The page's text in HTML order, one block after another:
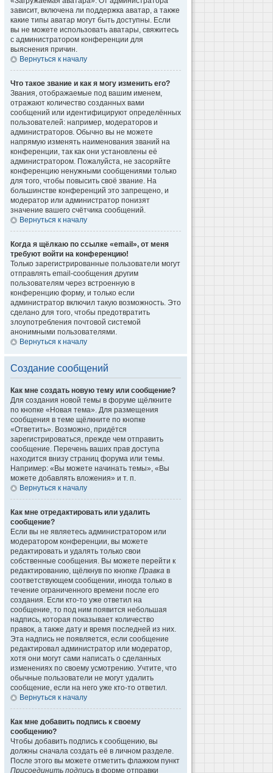
зависит, включена ли поддержка аватар, а также
какие типы аватар могут быть доступны. Если
вы не можете использовать аватары, свяжитесь
с администратором конференции для
выяснения причин.
Вернуться к началу
Что такое звание и как я могу изменить его?
Звания, отображаемые под вашим именем,
отражают количество созданных вами
сообщений или идентифицируют определённых
пользователей: например, модераторов и
администраторов. Обычно вы не можете
напрямую изменять наименования званий на
конференции, так как они установлены её
администратором. Пожалуйста, не засоряйте
конференцию ненужными сообщениями только
для того, чтобы повысить своё звание. На
большинстве конференций это запрещено, и
модератор или администратор понизят
значение вашего счётчика сообщений.
Вернуться к началу
Когда я щёлкаю по ссылке «email», от меня
требуют войти на конференцию!
Только зарегистрированные пользователи могут
отправлять email-сообщения другим
пользователям через встроенную в
конференцию форму, и только если
администратор включил такую возможность. Это
сделано для того, чтобы предотвратить
злоупотребления почтовой системой
анонимными пользователями.
Вернуться к началу
Создание сообщений
Как мне создать новую тему или сообщение?
Для создания новой темы в форуме щёлкните
по кнопке «Новая тема». Для размещения
сообщения в теме щёлкните по кнопке
«Ответить». Возможно, придётся
зарегистрироваться, прежде чем отправить
сообщение. Перечень ваших прав доступа
находится внизу страниц форума или темы.
Например: «Вы можете начинать темы», «Вы
можете добавлять вложения» и т. п.
Вернуться к началу
Как мне отредактировать или удалить
сообщение?
Если вы не являетесь администратором или
модератором конференции, вы можете
редактировать и удалять только свои
собственные сообщения. Вы можете перейти к
редактированию, щёлкнув по кнопке Правка в
соответствующем сообщении, иногда только в
течение ограниченного времени после его
создания. Если кто-то уже ответил на
сообщение, то под ним появится небольшая
надпись, которая показывает количество
правок, а также дату и время последней из них.
Эта надпись не появляется, если сообщение
редактировал администратор или модератор,
хотя они могут сами написать о сделанных
изменениях по своему усмотрению. Учтите, что
обычные пользователи не могут удалить
сообщение, если на него уже кто-то ответил.
Вернуться к началу
Как мне добавить подпись к своему
сообщению?
Чтобы добавить подпись к сообщению, вы
должны сначала создать её в личном разделе.
После этого вы можете отметить флажком пункт
Присоединить подпись в форме отправки